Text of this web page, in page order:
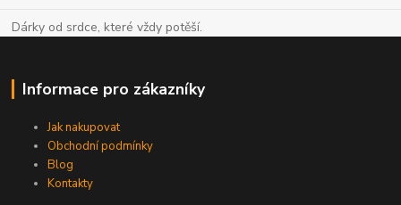
Dárky od srdce, které vždy potěší.
Informace pro zákazníky
Jak nakupovat
Obchodní podmínky
Blog
Kontakty